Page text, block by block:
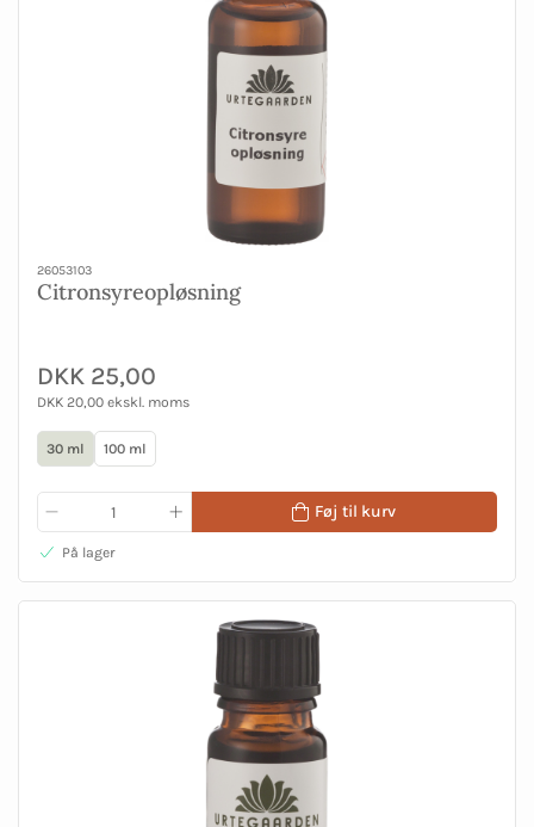
26053103
Citronsyreopløsning
DKK 25,00
DKK 20,00 ekskl. moms
30 ml 100 ml
Føj til kurv
På lager